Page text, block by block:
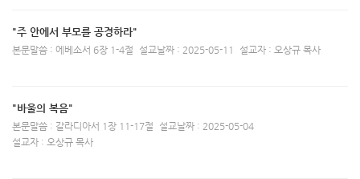
"주 안에서 부모를 공경하라"
본문말씀 : 에베소서 6장 1-4절 설교날짜 : 2025-05-11 설교자 : 오상규 목사
"바울의 복음"
본문말씀 : 갈라디아서 1장 11-17절
설교날짜 : 2025-05-04
설교자 : 오상규 목사